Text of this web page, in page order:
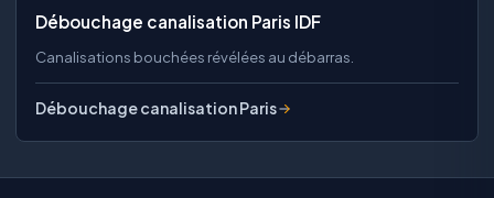
Débouchage canalisation Paris IDF
Canalisations bouchées révélées au débarras.
Débouchage canalisation Paris